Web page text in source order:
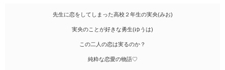
先生に恋をしてしまった高校２年生の実央(みお)
実央のことが好きな勇生(ゆうは)
この二人の恋は実るのか？
純粋な恋愛の物語♡